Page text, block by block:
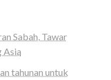
Sabah, Tawar
Asia
tahunan untuk